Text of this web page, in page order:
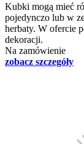
Kubki mogą mieć
pojedynczo lub w
herbaty. W ofercie
dekoracji.
Na zamówienie
zobacz szczegóły